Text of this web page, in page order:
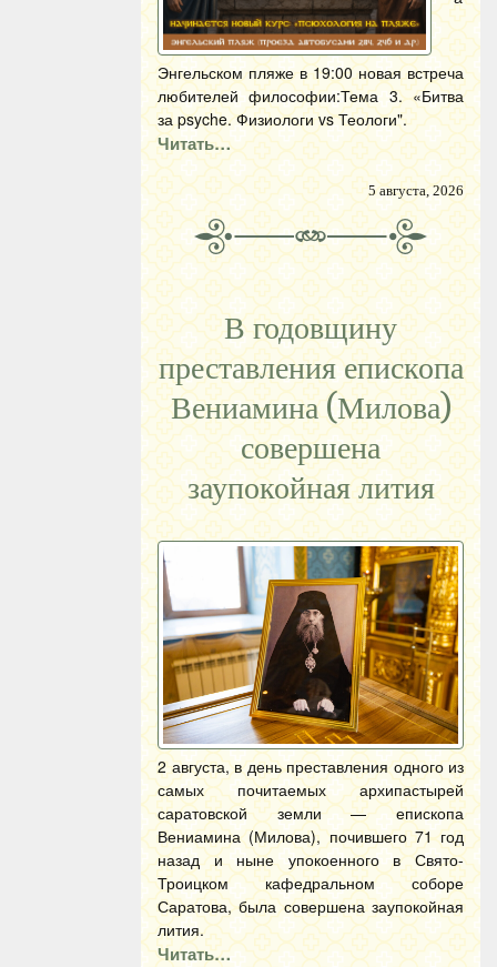
Энгельском пляже в 19:00 новая встреча
любителей философии:Тема 3. «Битва
за psyche. Физиологи vs Теологи".
Читать…
5 августа, 2026
В годовщину
преставления епископа
Вениамина (Милова)
совершена
заупокойная лития
2 августа, в день преставления одного из
самых почитаемых архипастырей
саратовской земли — епископа
Вениамина (Милова), почившего 71 год
назад и ныне упокоенного в Свято-
Троицком кафедральном соборе
Саратова, была совершена заупокойная
лития.
Читать…